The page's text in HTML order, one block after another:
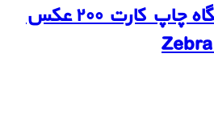
ریبون فیلم و دستگاه چاپ کارت ۲۰۰ عکس